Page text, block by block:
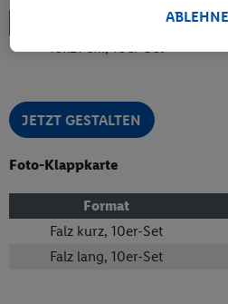
10x21 cm, 10er-Set
JETZT GESTALTEN
Foto-Klappkarte
Format
Falz kurz, 10er-Set
Falz lang, 10er-Set
Weitere Informationen, auch zu
Datenschutzhinweisen